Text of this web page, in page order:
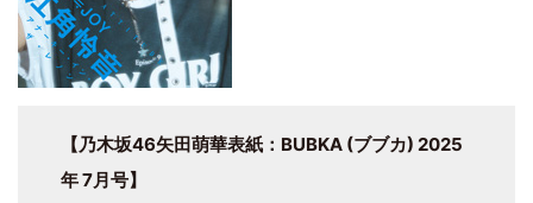
【乃木坂46矢田萌華表紙：BUBKA (ブブカ) 2025
年 7月号】